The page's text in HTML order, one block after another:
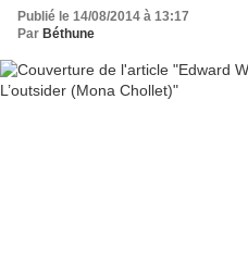
Publié le 14/08/2014 à 13:17
Par Béthune